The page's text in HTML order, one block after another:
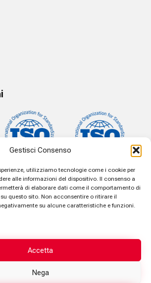
Gestisci Consenso
utilizziamo tecnologie come i cookie per
alle informazioni del dispositivo. Il consenso a
di elaborare dati come il comportamento di
questo sito. Non acconsentire o ritirare il
su alcune caratteristiche e funzioni.
Accetta
Nega
sociale € 150.000 i.v. - P.IVA 02431960356 -